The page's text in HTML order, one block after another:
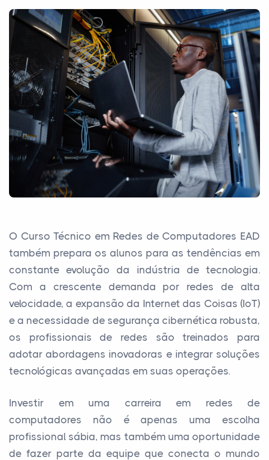
O Curso Técnico em Redes de Computadores EAD
também prepara os alunos para as tendências em
constante evolução da indústria de tecnologia.
Com a crescente demanda por redes de alta
velocidade, a expansão da Internet das Coisas (IoT)
e a necessidade de segurança cibernética robusta,
os profissionais de redes são treinados para
adotar abordagens inovadoras e integrar soluções
tecnológicas avançadas em suas operações.
Investir em uma carreira em redes de
computadores não é apenas uma escolha
profissional sábia, mas também uma oportunidade
de fazer parte da equipe que conecta o mundo